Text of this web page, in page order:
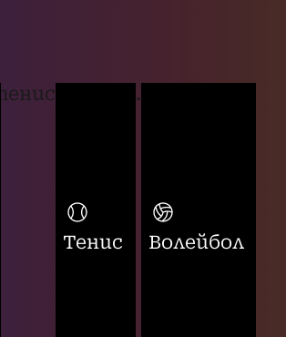
тенис
Тенис
...
Волейбол